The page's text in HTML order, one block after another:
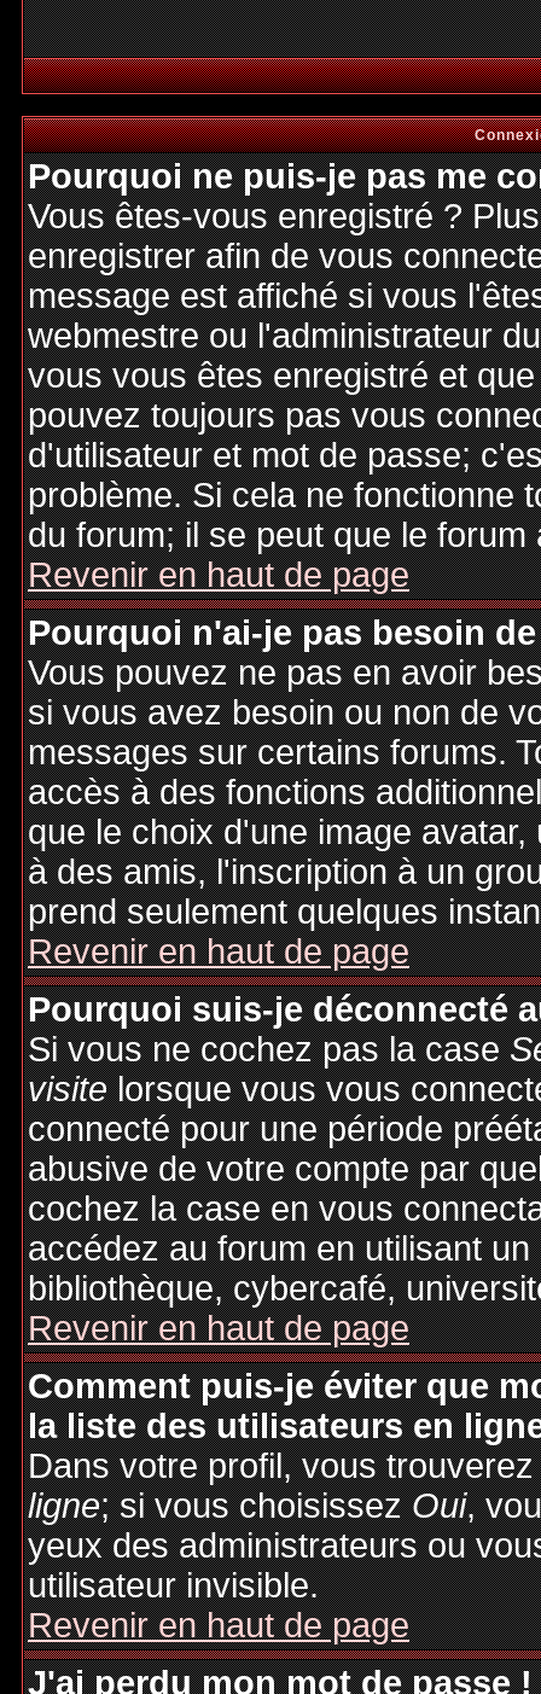
Pourquoi ne puis-je pas me
Vous êtes-vous enregistré ?
enregistrer afin de vous
message est affiché si vous
webmestre ou l'administrateur
vous vous êtes enregistré et
pouvez toujours pas vous
d'utilisateur et mot de passe;
problème. Si cela ne fonctionne
du forum; il se peut que le
Revenir en haut de page
Pourquoi n'ai-je pas besoin
Vous pouvez ne pas en avoir
si vous avez besoin ou non de
messages sur certains forums.
accès à des fonctions
que le choix d'une image
à des amis, l'inscription à un
prend seulement quelques
Revenir en haut de page
Pourquoi suis-je déconnecté
Si vous ne cochez pas la case
visitelorsque vous vous
connecté pour une période
abusive de votre compte par
cochez la case en vous
accédez au forum en utilisant
bibliothèque, cybercafé,
Revenir en haut de page
Comment puis-je éviter que
la liste des utilisateurs en
Dans votre profil, vous
ligne; si vous choisissezOui,
yeux des administrateurs ou
utilisateur invisible.
Revenir en haut de page
J'ai perdu mon mot de passe !